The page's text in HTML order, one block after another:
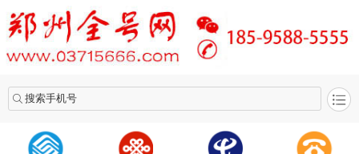
搜索手机号